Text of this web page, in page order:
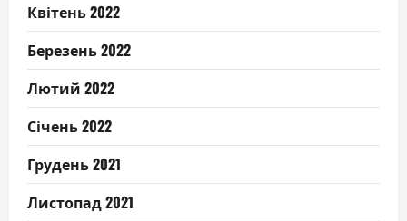
Квітень 2022
Березень 2022
Лютий 2022
Січень 2022
Грудень 2021
Листопад 2021